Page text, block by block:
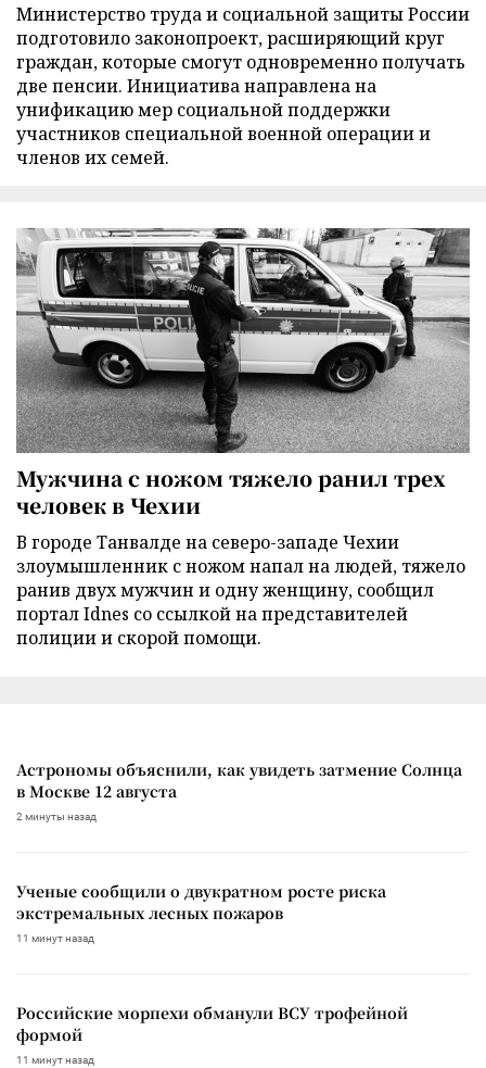
Министерство труда и социальной защиты России
подготовило законопроект, расширяющий круг
граждан, которые смогут одновременно получать
две пенсии. Инициатива направлена на
унификацию мер социальной поддержки
участников специальной военной операции и
членов их семей.
Мужчина с ножом тяжело ранил трех
человек в Чехии
В городе Танвалде на северо-западе Чехии
злоумышленник с ножом напал на людей, тяжело
ранив двух мужчин и одну женщину, сообщил
портал Idnes со ссылкой на представителей
полиции и скорой помощи.
Астрономы объяснили, как увидеть затмение Солнца
в Москве 12 августа
2 минуты назад
Ученые сообщили о двукратном росте риска
экстремальных лесных пожаров
11 минут назад
Российские морпехи обманули ВСУ трофейной
формой
11 минут назад